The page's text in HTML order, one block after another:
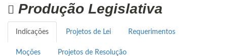
Com um trabalho focado na promoção da educação, na
segurança pública e na melhoria da infraestrutura e da
Produção Legislativa
Indicações Projetos de Lei Requerimentos
Moções Projetos de Resolução